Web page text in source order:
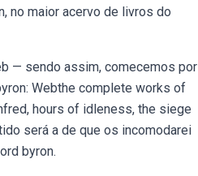
no maior acervo de livros do
— sendo assim, comecemos por
Webthe complete works of
hours of idleness, the siege
será a de que os incomodarei
byron.